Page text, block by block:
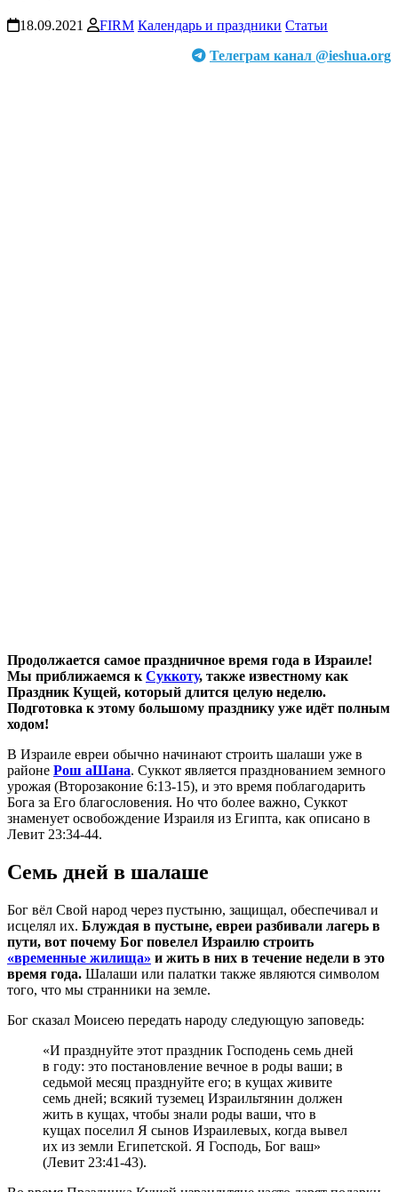
18.09.2021 FIRM Календарь и праздники Статьи
Телеграм канал @ieshua.org
Продолжается самое праздничное время года в Израиле!
Мы приближаемся к Суккоту, также известному как
Праздник Кущей, который длится целую неделю.
Подготовка к этому большому празднику уже идёт полным
ходом!
В Израиле евреи обычно начинают строить шалаши уже в
районе Рош аШана. Суккот является празднованием земного
урожая (Второзаконие 6:13-15), и это время поблагодарить
Бога за Его благословения. Но что более важно, Суккот
знаменует освобождение Израиля из Египта, как описано в
Левит 23:34-44.
Семь дней в шалаше
Бог вёл Свой народ через пустыню, защищал, обеспечивал и
исцелял их. Блуждая в пустыне, евреи разбивали лагерь в
пути, вот почему Бог повелел Израилю строить
«временные жилища» и жить в них в течение недели в это
время года. Шалаши или палатки также являются символом
того, что мы странники на земле.
Бог сказал Моисею передать народу следующую заповедь:
«И празднуйте этот праздник Господень семь дней
в году: это постановление вечное в роды ваши; в
седьмой месяц празднуйте его; в кущах живите
семь дней; всякий туземец Израильтянин должен
жить в кущах, чтобы знали роды ваши, что в
кущах поселил Я сынов Израилевых, когда вывел
их из земли Египетской. Я Господь, Бог ваш»
(Левит 23:41-43).